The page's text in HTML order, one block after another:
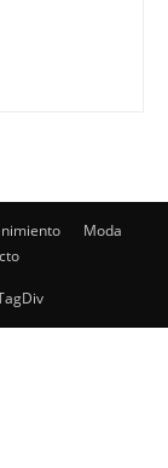
Moda